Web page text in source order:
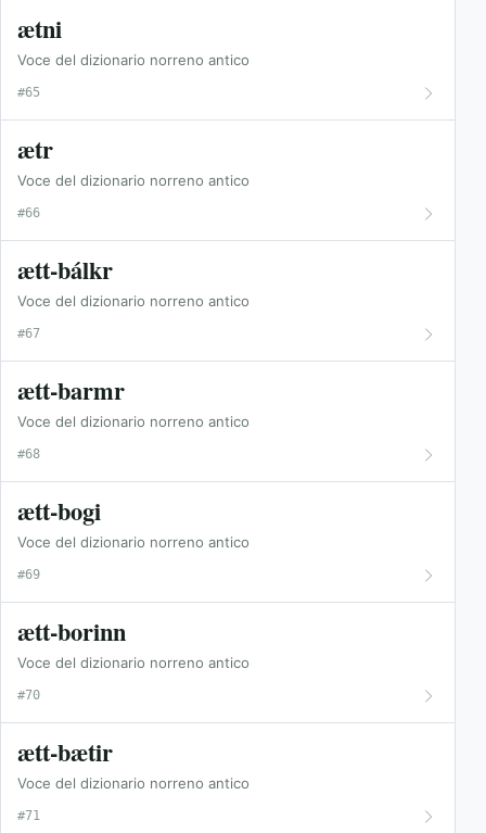
ætni
Voce del dizionario norreno antico
#65
ætr
Voce del dizionario norreno antico
#66
ætt-bálkr
Voce del dizionario norreno antico
#67
ætt-barmr
Voce del dizionario norreno antico
#68
ætt-bogi
Voce del dizionario norreno antico
#69
ætt-borinn
Voce del dizionario norreno antico
#70
ætt-bætir
Voce del dizionario norreno antico
#71